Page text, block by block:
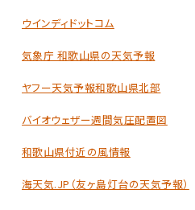
ウインディドットコム
気象庁 和歌山県の天気予報
ヤフー天気予報和歌山県北部
バイオウェザー週間気圧配置図
和歌山県付近の風情報
海天気.JP（友ヶ島灯台の天気予報）